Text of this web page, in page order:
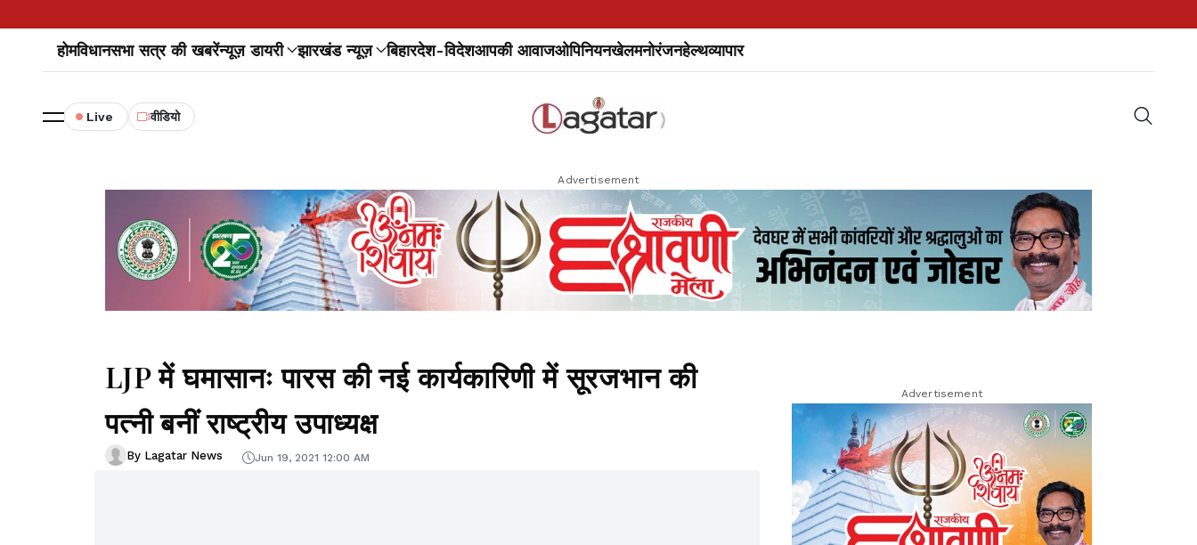
होमविधानसभा सत्र की खबरेंन्यूज़ डायरी झारखंड न्यूज़ बिहारदेश-विदेशआपकी आवाजओपिनियनखेलमनोरंजनहेल्थव्यापार
Live वीडियो
Advertisement
LJP में घमासानः पारस की नई कार्यकारिणी में सूरजभान की
पत्नी बनीं राष्ट्रीय उपाध्यक्ष
By Lagatar News Jun 19, 2021 12:00 AM
Advertisement